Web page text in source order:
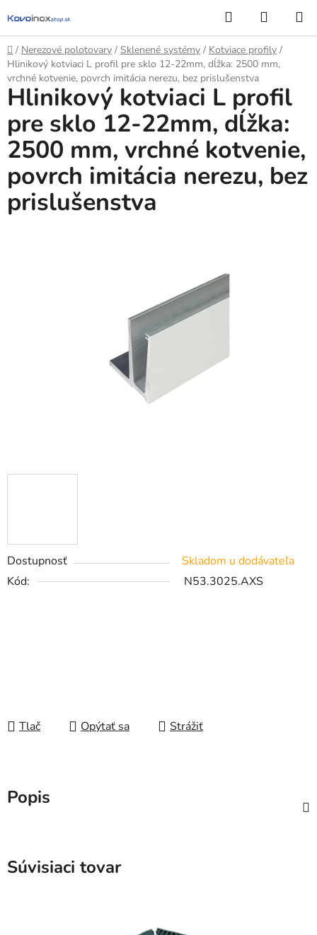
na
obsah
Hľadať
KOŠÍK
Domov
/ Nerezové polotovary / Sklenené systémy / Kotviace profily /
Hlinikový kotviaci L profil pre sklo 12-22mm, dĺžka: 2500 mm,
vrchné kotvenie, povrch imitácia nerezu, bez prislušenstva
Dostupnosť
Skladom u dodávateľa
Kód:
N53.3025.AXS
Tlač Opýtať sa Strážiť
Hlinikový kotviaci L profil
pre sklo 12-22mm, dĺžka:
2500 mm, vrchné kotvenie,
povrch imitácia nerezu, bez
prislušenstva
Popis
Súvisiaci tovar